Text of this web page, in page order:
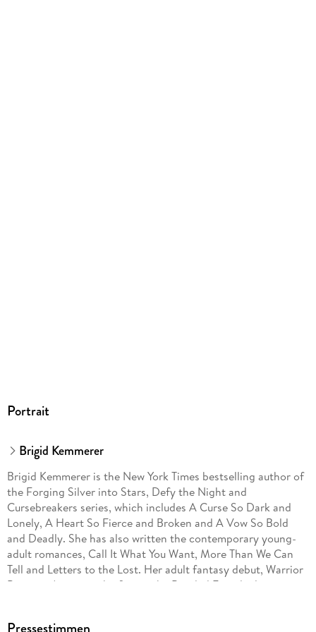
Portrait
Brigid Kemmerer
Brigid Kemmerer is the New York Times bestselling author of
the Forging Silver into Stars, Defy the Night and
Cursebreakers series, which includes A Curse So Dark and
Lonely, A Heart So Fierce and Broken and A Vow So Bold
and Deadly. She has also written the contemporary young-
adult romances, Call It What You Want, More Than We Can
Tell and Letters to the Lost. Her adult fantasy debut, Warrior
Princess Assassin, the first in the Braided Fate duology,